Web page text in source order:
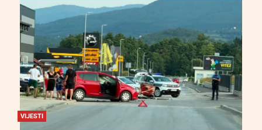
VIJESTI